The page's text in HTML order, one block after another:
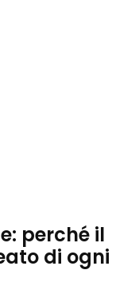
perché il
di ogni